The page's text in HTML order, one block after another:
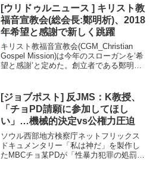
の日の集会は、新東亜放送を通じてリア
ルタイムで中継...
[ウリドゥルニュース ] キリスト教
福音宣教会(総会長:鄭明析)、2018
年希望と感謝で新しく跳躍
キリスト教福音宣教会(CGM_Christian
Gospel Mission)は今年のスローガンを‘希
望と感謝’と定めた。創立者である鄭明析
に前進するためだ。世の中...
[ジョブポスト] 反JMS：K教授、
「チョPD請願に参加してほし
い」…機械的決定vs公権力圧迫
ソウル西部地方検察庁ネットフリックス
ドキュメンタリー「私は神だ」を製作し
たMBCチョ某PDが「性暴力犯罪の処罰な